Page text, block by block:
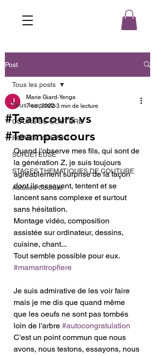
Post
Tous les posts
COURS DE COUTURE
FORMATION PRO
SURJETEUSE
STAGES THEMATIQUES DE COUTURE
Astuces Couture
Tous les posts
#Teamcours vs
#Teampascours
Marie Giard-Yenga
7 oct. 2022 3 min de lecture
Quand j'observe mes fils, qui sont de
la génération Z, je suis toujours
agréablement surprise de la façon
dont ils essayent, tentent et se
lancent sans complexe et surtout
sans hésitation.
Montage vidéo, composition
assistée sur ordinateur, dessins,
cuisine, chant...
Tout semble possible pour eux.
#mamantropfiere
Je suis admirative de les voir faire
mais je me dis que quand même
que les oeufs ne sont pas tombés
loin de l'arbre #autocongratulation
C'est un point commun que nous
avons, nous testons, essayons, nous